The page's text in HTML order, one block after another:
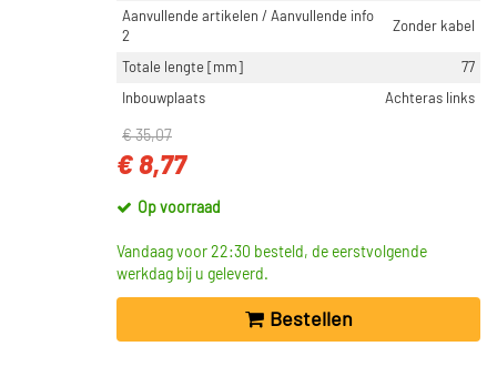
Aanvullende artikelen / Aanvullende info
2
Zonder kabel
Totale lengte [mm]
77
Inbouwplaats
Achteras links
€ 35,07
€ 8,77
Op voorraad
Vandaag voor 22:30 besteld, de eerstvolgende
werkdag bij u geleverd.
Bestellen